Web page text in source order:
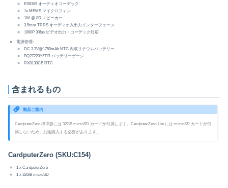
ES8389 オーディオコーデック
1x MEMS マイクロフォン
1W @ 8Ω スピーカー
3.5mm TRRS オーディオ入出力インターフェース
1080P 30fps ビデオ出力・コーデック対応
電源管理:
DC 3.7V@1750mAh NTC 内蔵リチウムバッテリー
BQ27220YZFR バッテリーゲージ
RX8130CE RTC
含まれるもの
製品ご案内
CardputerZero 標準版には 32GB microSD カードが付属します。CardputerZero-Lite には microSD カードが付
属しないため、別途購入する必要があります。
CardputerZero (SKU:C154)
1 x CardputerZero
1 x 32GB microSD